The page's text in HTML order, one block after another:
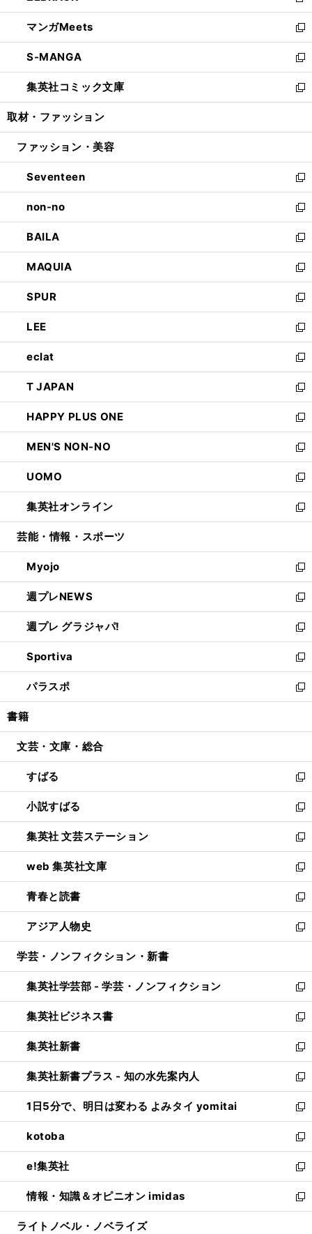
開
く
ウ
で
開
く
ン
ド
ウ
で
開
く
ウ
ィ
ン
ド
ウ
で
開
し
い
ウ
ィ
ン
ド
ウ
開
マンガMeets
新
し
い
ウ
ィ
ン
ウ
開
く
S-MANGA
新
し
い
ウ
ン
ウ
で
開
く
集英社コミック文庫
新
し
ウ
ン
ド
ウ
で
開
く
取材・ファッション
ファッション・美容
Seventeen
新
し
い
ウ
ィ
ン
ド
ウ
で
開
く
non-no
新
し
い
ウ
ィ
ン
ド
ウ
で
開
く
BAILA
新
し
い
ウ
ィ
ン
ド
ウ
で
開
く
MAQUIA
新
し
い
ウ
ィ
ン
ド
ウ
で
開
く
SPUR
新
し
い
ウ
ィ
ン
ド
ウ
で
開
く
LEE
新
し
い
ウ
ィ
ン
ド
ウ
で
開
く
eclat
新
し
い
ウ
ィ
ン
ド
ウ
で
開
く
T JAPAN
新
し
い
ウ
ィ
ン
ド
ウ
で
開
HAPPY PLUS ONE
新
し
い
ウ
ィ
ン
ド
ウ
開
く
MEN'S NON-NO
新
し
い
ウ
ィ
ン
ウ
で
開
く
UOMO
新
し
い
ウ
ン
ド
ウ
で
開
く
集英社オンライン
新
し
ウ
ィ
ン
ド
ウ
で
開
く
芸能・情報・スポーツ
Myojo
新
し
い
ウ
ィ
ン
ド
ウ
で
開
週プレNEWS
新
し
い
ウ
ィ
ン
ド
ウ
開
週プレ グラジャパ!
新
し
い
ウ
ィ
ン
ウ
開
く
Sportiva
新
し
い
ウ
ン
ウ
で
開
く
パラスポ
新
し
ウ
ン
ド
ウ
で
開
く
書籍
文芸・文庫・総合
すばる
新
し
い
ウ
ィ
ン
ド
ウ
で
開
く
小説すばる
新
し
い
ウ
ィ
ン
ド
ウ
で
開
集英社 文芸ステーション
新
し
い
ウ
ィ
ン
ド
ウ
開
く
web 集英社文庫
新
し
い
ウ
ィ
ン
ウ
で
開
く
青春と読書
新
し
い
ウ
ン
ド
ウ
で
開
く
アジア人物史
新
し
ウ
ィ
ン
ド
ウ
で
開
く
学芸・ノンフィクション・新書
集英社学芸部 - 学芸・ノンフィクション
新
し
い
ウ
ィ
ン
ド
ウ
で
開
く
集英社ビジネス書
新
し
い
ウ
ィ
ン
ド
ウ
で
開
く
集英社新書
新
し
い
ウ
ィ
ン
ド
ウ
で
開
く
集英社新書プラス - 知の水先案内人
新
し
い
ウ
ィ
ン
ド
ウ
で
開
1日5分で、明日は変わる よみタイ yomitai
新
し
い
ウ
ィ
ン
ド
ウ
kotoba
新
し
い
ウ
ィ
ン
e!集英社
新
し
い
ウ
情報・知識＆オピニオン imidas
新
し
ライトノベル・ノベライズ